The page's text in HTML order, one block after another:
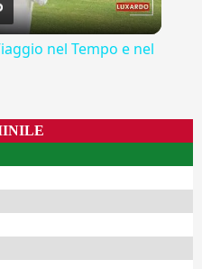
Video
nel Tempo e nel